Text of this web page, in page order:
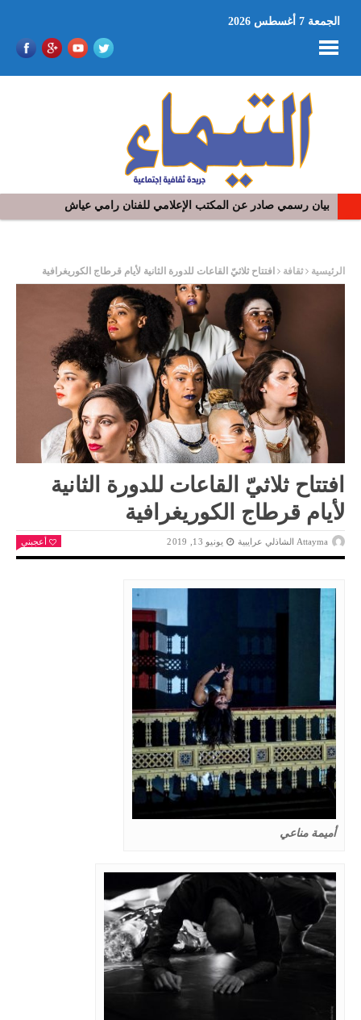
الجمعة 7 أغسطس 2026
بيان رسمي صادر عن المكتب الإعلامي للفنان رامي عياش
في افتتاح مهرجان بومخلوف الدولي: رؤوف ماهر يتالق و يشد الجمهور
الرئيسية ثقافة افتتاح ثلاثيّ القاعات للدورة الثانية لأيام قرطاج الكوريغرافية
افتتاح ثلاثيّ القاعات للدورة الثانية
لأيام قرطاج الكوريغرافية
Attayma الشاذلي عرايبية يونيو 13, 2019 أعجبني
أميمة مناعي